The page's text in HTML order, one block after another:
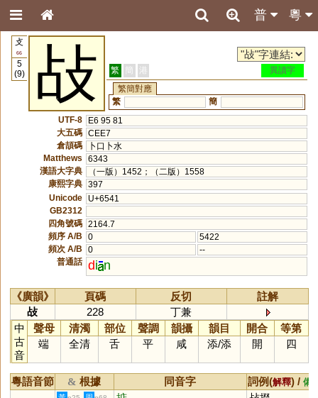
粵
普
攴
66
5
(9)
敁 繁 簡 港
異讀字
繁簡對應
繁
簡
UTF-8
E6 95 81
大五碼 CEE7
倉頡碼
卜口卜水
Matthews
6343
漢語大字典
（一版）1452；（二版）1558
康熙字典 397
Unicode
U+6541
GB2312
四角號碼 2164.7
頻序 A/B
0
5422
頻次 A/B
0
--
普通話 di n
《廣韻》 頁碼 反切
註解
敁
228
丁兼
中
古
音
聲母 清濁 部位 聲調 韻攝 韻目 開合
等第
端
全清 舌 平 咸 添/添 開 四
粵語音節 & 根據 同音字 詞例(解釋) / 備